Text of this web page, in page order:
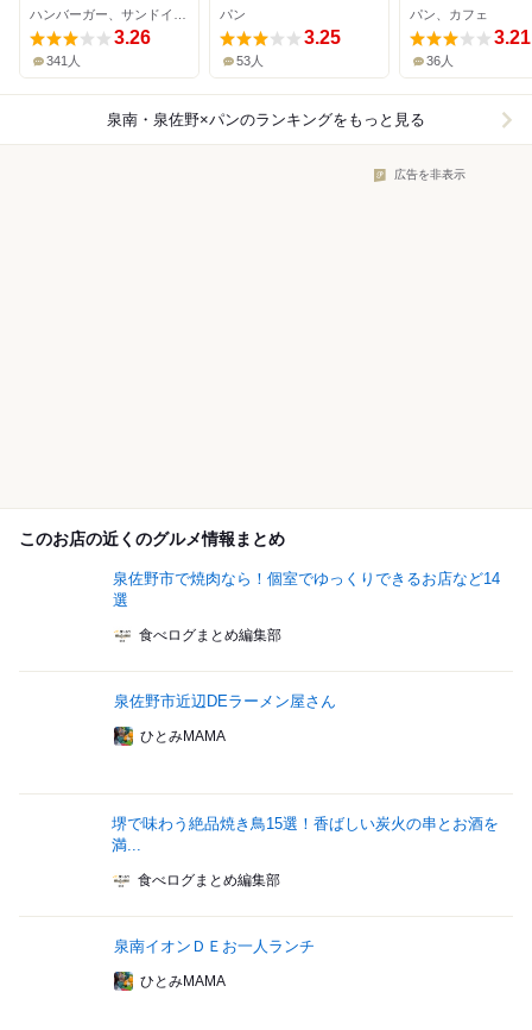
ット店
3.26
341人
パン
3.25
53人
パン、カフェ
3.21
36人
泉南・泉佐野×パンのランキングをもっと見る
広告を非表示
このお店の近くのグルメ情報まとめ
泉佐野市で焼肉なら！個室でゆっくりできるお店など14
選
食べログまとめ編集部
泉佐野市近辺DEラーメン屋さん
ひとみMAMA
堺で味わう絶品焼き鳥15選！香ばしい炭火の串とお酒を
満...
食べログまとめ編集部
泉南イオンＤＥお一人ランチ
ひとみMAMA